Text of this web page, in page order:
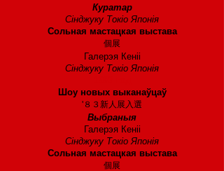
Куратар
Сінджуку Токіо Японія
Сольная мастацкая выстава
個展
Галерэя Кеніі
Сінджуку Токіо Японія
Шоу новых выканаўцаў
'８３新人展入選
Выбраныя
Галерэя Кеніі
Сінджуку Токіо Японія
Сольная мастацкая выстава
個展